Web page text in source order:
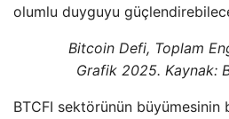
olumlu duyguyu
Bitcoin Defi, Toplam
Grafik 2025. Kaynak:
BTCFI sektörünün büyümesinin